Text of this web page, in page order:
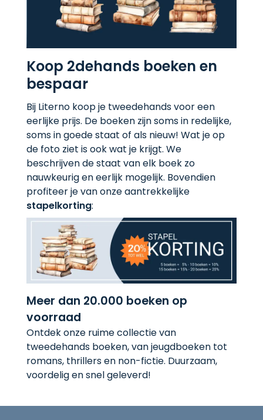
Koop 2dehands boeken en
bespaar
Bij Literno koop je tweedehands voor een
eerlijke prijs. De boeken zijn soms in redelijke,
soms in goede staat of als nieuw! Wat je op
de foto ziet is ook wat je krijgt. We
beschrijven de staat van elk boek zo
nauwkeurig en eerlijk mogelijk. Bovendien
profiteer je van onze aantrekkelijke
stapelkorting:
Meer dan 20.000 boeken op
voorraad
Ontdek onze ruime collectie van
tweedehands boeken, van jeugdboeken tot
romans, thrillers en non-fictie. Duurzaam,
voordelig en snel geleverd!